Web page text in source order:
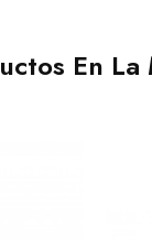
En